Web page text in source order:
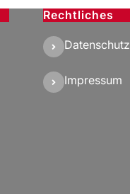
Rechtliches
Datenschutz
Impressum